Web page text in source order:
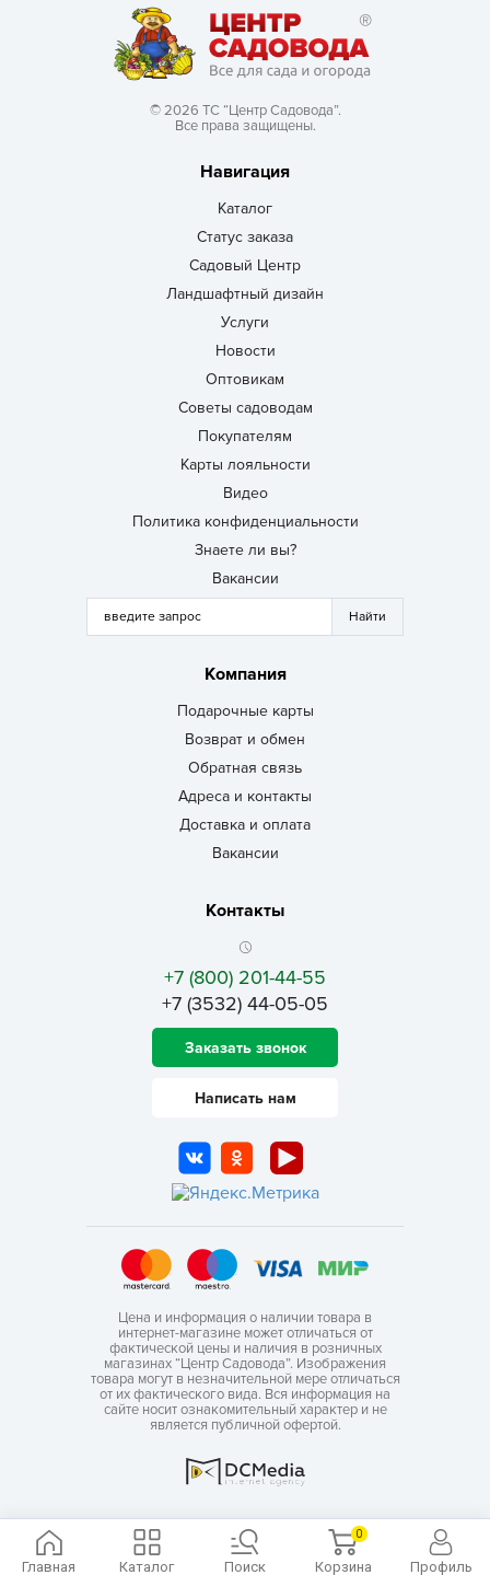
Главная Каталог Поиск
0
Корзина Профиль
© 2026 ТС “Центр Садовода”.
Все права защищены.
Навигация
Каталог
Статус заказа
Садовый Центр
Ландшафтный дизайн
Услуги
Новости
Оптовикам
Советы садоводам
Покупателям
Карты лояльности
Видео
Политика конфиденциальности
Знаете ли вы?
Вакансии
Компания
Подарочные карты
Возврат и обмен
Обратная связь
Адреса и контакты
Доставка и оплата
Вакансии
Контакты
+7 (800) 201-44-55
+7 (3532) 44-05-05
Заказать звонок
Написать нам
Цена и информация о наличии товара в
интернет-магазине может отличаться от
фактической цены и наличия в розничных
магазинах “Центр Садовода”. Изображения
товара могут в незначительной мере отличаться
от их фактического вида. Вся информация на
сайте носит ознакомительный характер и не
является публичной офертой.